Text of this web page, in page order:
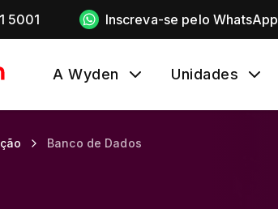
5001 Inscreva-se pelo WhatsApp
A Wyden Unidades
Banco de Dados